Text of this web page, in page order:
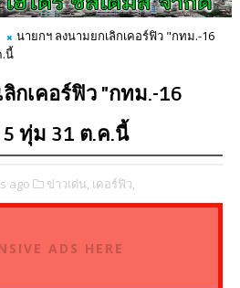
นายกฯ ลงนามยกเลิกเคอร์ฟิว "กทม.-16
.นี้
กเคอร์ฟิว "กทม.-16
5 ทุ่ม 31 ต.ค.นี้
ago ข่าวเด่น, เคอร์ฟิว,
ADS HERE